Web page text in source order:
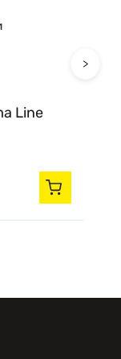
Line
>